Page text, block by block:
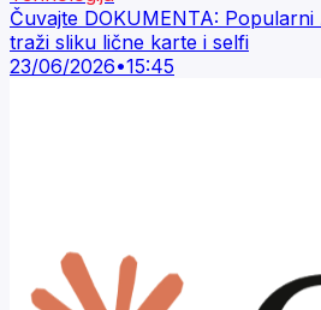
Čuvajte DOKUMENTA:
traži sliku lične karte i selfi
23/06/2026•15:45